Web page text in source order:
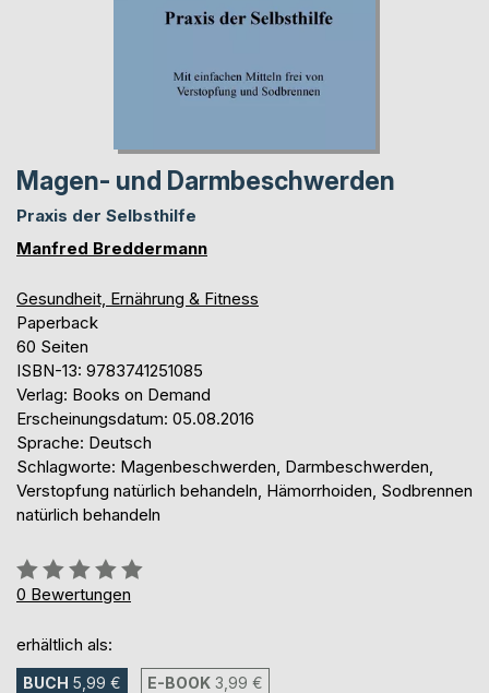
Magen- und Darmbeschwerden
Praxis der Selbsthilfe
Manfred Breddermann
Gesundheit, Ernährung & Fitness
Paperback
60 Seiten
ISBN-13: 9783741251085
Verlag: Books on Demand
Erscheinungsdatum: 05.08.2016
Sprache: Deutsch
Schlagworte: Magenbeschwerden, Darmbeschwerden,
Verstopfung natürlich behandeln, Hämorrhoiden, Sodbrennen
natürlich behandeln
Bewertung::
0%
0 Bewertungen
erhältlich als:
BUCH 5,99 € E-BOOK 3,99 €